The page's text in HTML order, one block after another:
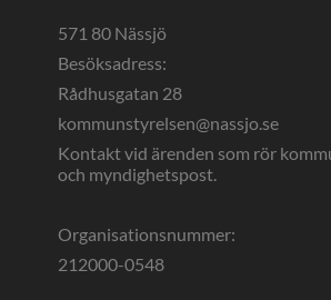
571 80 Nässjö
Besöksadress:
Rådhusgatan 28
kommunstyrelsen@nassjo.se
Kontakt vid ärenden som rör
och myndighetspost.
Organisationsnummer:
212000-0548